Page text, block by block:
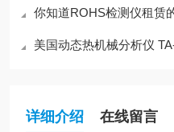
你知道ROHS检测仪租赁
美国动态热机械分析仪
详细介绍 在线留言